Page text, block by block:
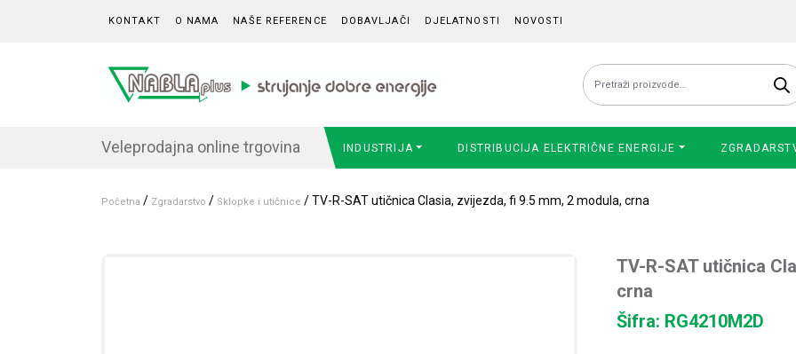
KONTAKT O NAMA NAŠE REFERENCE DOBAVLJAČI DJELATNOSTI NOVOSTI
Pretraži:
Veleprodajna online trgovina INDUSTRIJA DISTRIBUCIJA ELEKTRIČNE ENERGIJE
Početna / Zgradarstvo / Sklopke i utičnice / TV-R-SAT utičnica Clasia, zvijezda, fi 9.5 mm, 2 modula, crna
TV-R-SAT utičnica
crna
Šifra: RG4210M2D